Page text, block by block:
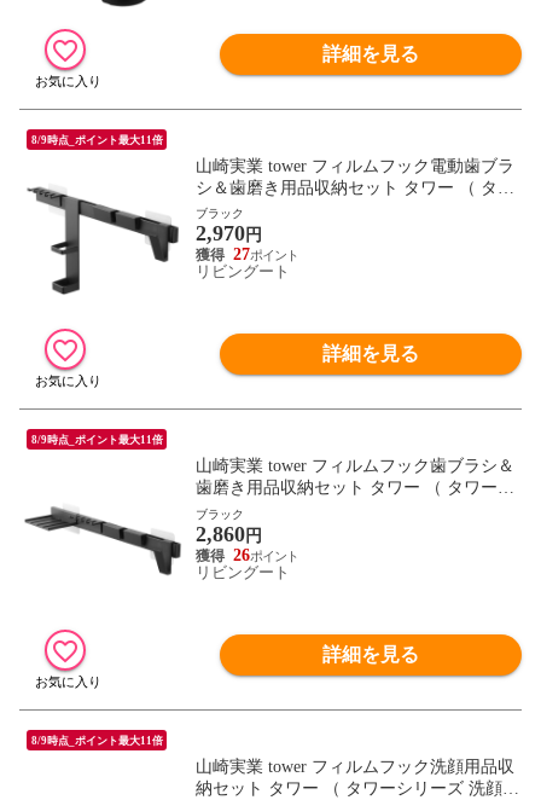
詳細を見る
8/9時点_ポイント最大11倍
山崎実業 tower フィルムフック電動歯ブラ
シ＆歯磨き用品収納セット タワー （ タワ
ーシリーズ 電動歯ブラシ収納 歯磨き用品
収納 電動歯ブラシホルダー フィルムフッ
ク 歯ブラシ 電動歯ブラシ 歯磨き粉 コップ
ホルダー ） 【ブラック】
ブラック
2,970円
27
リビングート
詳細を見る
8/9時点_ポイント最大11倍
山崎実業 tower フィルムフック歯ブラシ＆
歯磨き用品収納セット タワー （ タワーシ
リーズ 歯ブラシ収納 歯磨き用品収納 歯ブ
ラシホルダー フィルムフック 歯ブラシ 電
動歯ブラシ 歯磨き粉 コップ ホルダー 歯ブ
ラシスタンド ） 【ブラック】
ブラック
2,860円
26
リビングート
詳細を見る
8/9時点_ポイント最大11倍
山崎実業 tower フィルムフック洗顔用品収
納セット タワー （ タワーシリーズ 洗顔用